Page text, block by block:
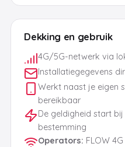
Dekking en gebruik
4G/5G-netwerk via
Installatiegegevens
Werkt naast je eigen
bereikbaar
De geldigheid start
bestemming
Operators: FLOW 4G